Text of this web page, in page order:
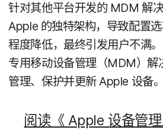
针对​其他​平台​开发​的 MDM解
Apple 的​独特​架构，​导致​配置​
程度​降低，​最​终​引​发用​户​不满。
专用​移动​设备​管理​（MDM）​解
管理、​保护​并​更新Apple 设备。
阅读​《Apple 设备​管理​